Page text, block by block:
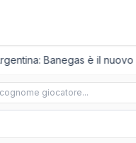
Banegas è il nuovo